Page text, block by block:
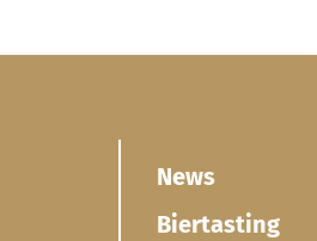
News
Biertasting